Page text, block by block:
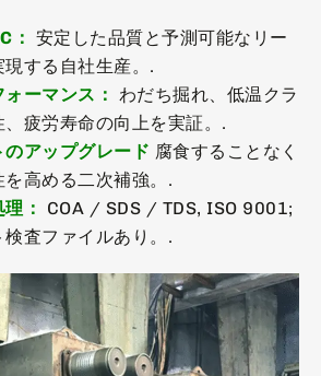
： 安定した品質と予測可能なリー
現する自社生産。.
ーマンス：
わだち掘れ、低温クラ
、疲労寿命の向上を実証。.
のアップグレード 腐食することなく
高める二次補強。.
：
COA / SDS / TDS, ISO 9001;
査ファイルあり。.